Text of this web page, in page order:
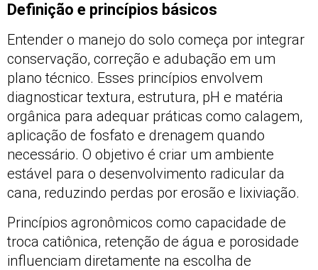
Definição e princípios básicos
Entender o manejo do solo começa por integrar
conservação, correção e adubação em um
plano técnico. Esses princípios envolvem
diagnosticar textura, estrutura, pH e matéria
orgânica para adequar práticas como calagem,
aplicação de fosfato e drenagem quando
necessário. O objetivo é criar um ambiente
estável para o desenvolvimento radicular da
cana, reduzindo perdas por erosão e lixiviação.
Princípios agronômicos como capacidade de
troca catiônica, retenção de água e porosidade
influenciam diretamente na escolha de